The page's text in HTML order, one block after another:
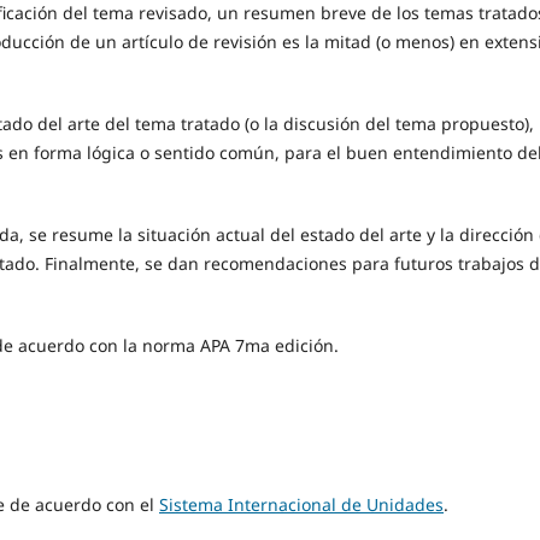
del tema revisado, un resumen breve de los temas
de un artículo de revisión es la mitad (o menos) en
del arte del tema tratado (o la discusión del tema propuesto),
en forma lógica o sentido común, para el buen entendimiento del
se resume la situación actual del estado del arte y la dirección
Finalmente, se dan recomendaciones para futuros trabajos
acuerdo con la norma APA 7ma edición.
de acuerdo con el Sistema Internacional de Unidades.